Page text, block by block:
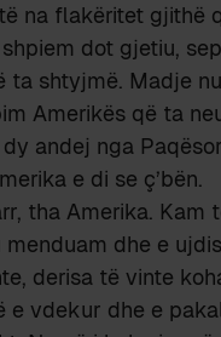
na flakëritet gjithë
dot gjetiu,
ta shtyjmë. Madje
Amerikës që ta
andej nga
e di se ç’bën.
tha Amerika. Kam
menduam dhe e
derisa të vinte
e vdekur dhe e